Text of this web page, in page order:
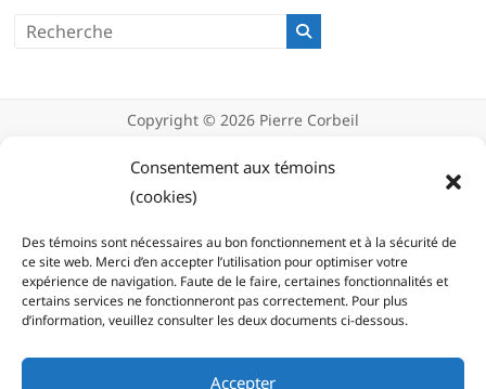
Consentement aux témoins
(cookies)
Des témoins sont nécessaires au bon fonctionnement et à la sécurité de
ce site web. Merci d’en accepter l’utilisation pour optimiser votre
expérience de navigation. Faute de le faire, certaines fonctionnalités et
certains services ne fonctionneront pas correctement. Pour plus
d’information, veuillez consulter les deux documents ci-dessous.
Accepter
Copyright © 2026 Pierre Corbeil
(cookies)